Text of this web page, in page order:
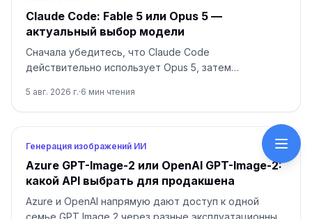
Claude Code: Fable 5 или Opus 5 —
актуальный выбор модели
Сначала убедитесь, что Claude Code
действительно использует Opus 5, затем
неоднозначной работы.
5 авг. 2026 г.·6 мин чтения
Генерация изображений ИИ
Azure GPT-Image-2 или OpenAI GPT-Image-2:
какой API выбрать для продакшена
Azure и OpenAI напрямую дают доступ к одной
семье GPT Image 2 через разные эксплуатационные